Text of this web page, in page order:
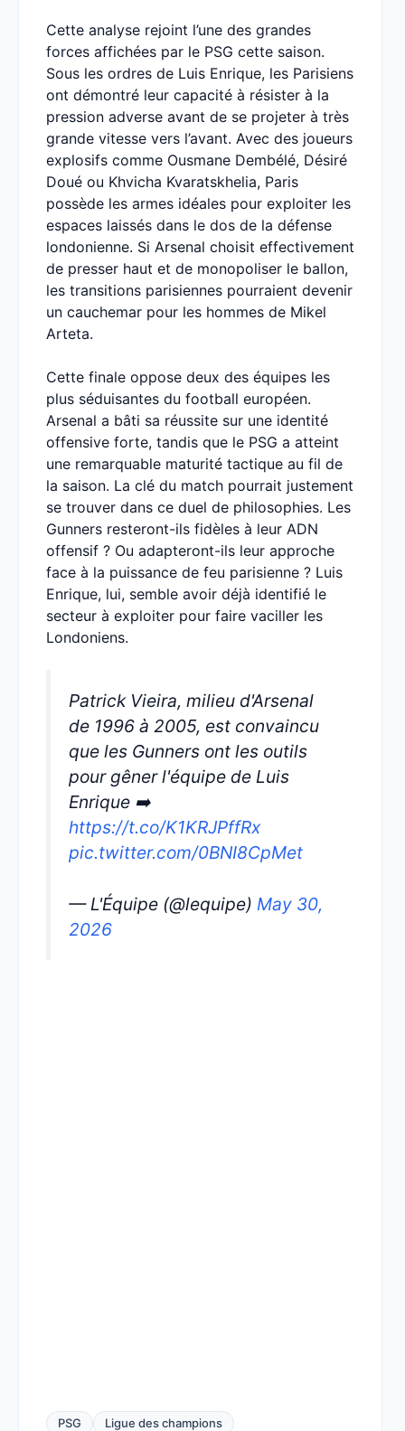
Cette analyse rejoint l’une des grandes
forces affichées par le PSG cette saison.
Sous les ordres de Luis Enrique, les Parisiens
ont démontré leur capacité à résister à la
pression adverse avant de se projeter à très
grande vitesse vers l’avant. Avec des joueurs
explosifs comme Ousmane Dembélé, Désiré
Doué ou Khvicha Kvaratskhelia, Paris
possède les armes idéales pour exploiter les
espaces laissés dans le dos de la défense
londonienne. Si Arsenal choisit effectivement
de presser haut et de monopoliser le ballon,
les transitions parisiennes pourraient devenir
un cauchemar pour les hommes de Mikel
Arteta.
Cette finale oppose deux des équipes les
plus séduisantes du football européen.
Arsenal a bâti sa réussite sur une identité
offensive forte, tandis que le PSG a atteint
une remarquable maturité tactique au fil de
la saison. La clé du match pourrait justement
se trouver dans ce duel de philosophies. Les
Gunners resteront-ils fidèles à leur ADN
offensif ? Ou adapteront-ils leur approche
face à la puissance de feu parisienne ? Luis
Enrique, lui, semble avoir déjà identifié le
secteur à exploiter pour faire vaciller les
Londoniens.
Patrick Vieira, milieu d'Arsenal
de 1996 à 2005, est convaincu
que les Gunners ont les outils
pour gêner l'équipe de Luis
Enrique ➡️
https://t.co/K1KRJPffRx
pic.twitter.com/0BNI8CpMet
— L'Équipe (@lequipe) May 30,
2026
PSG Ligue des champions